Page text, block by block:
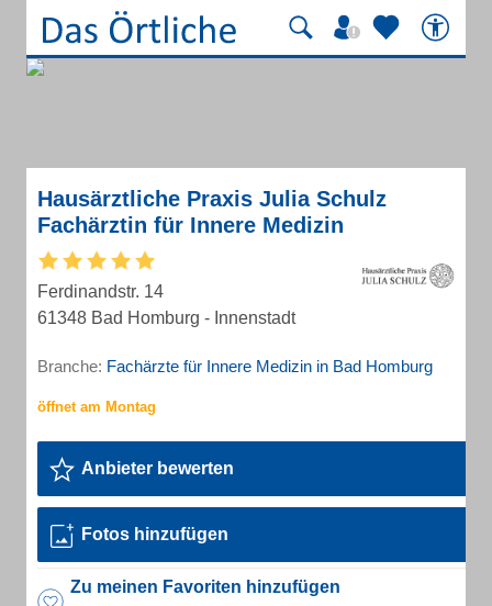
Hausärztliche Praxis Julia Schulz
Fachärztin für Innere Medizin
Ferdinandstr. 14
61348 Bad Homburg - Innenstadt
Branche: Fachärzte für Innere Medizin in Bad Homburg
Anbieter bewerten
Fotos hinzufügen
Zu meinen Favoriten hinzufügen